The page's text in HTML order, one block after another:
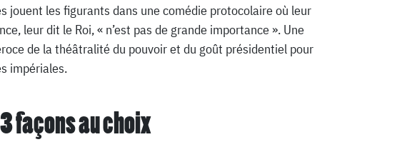
jouent les figurants dans une comédie protocolaire où leur
leur dit le Roi, « n’est pas de grande importance ». Une
de la théâtralité du pouvoir et du goût présidentiel pour
impériales.
3 façons au choix